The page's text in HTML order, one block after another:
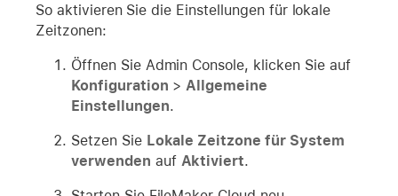
So aktivieren Sie die Einstellungen für lokale
Zeitzonen:
Öffnen Sie Admin Console, klicken Sie auf
Konfiguration >Allgemeine
Einstellungen.
Setzen Sie Lokale Zeitzone für System
verwenden auf Aktiviert.